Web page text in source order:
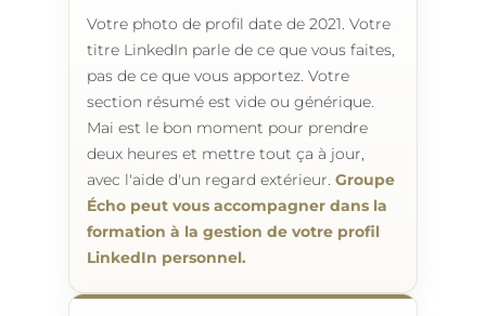
Votre photo de profil date de 2021. Votre
titre LinkedIn parle de ce que vous faites,
pas de ce que vous apportez. Votre
section résumé est vide ou générique.
Mai est le bon moment pour prendre
deux heures et mettre tout ça à jour,
avec l'aide d'un regard extérieur. Groupe
Écho peut vous accompagner dans la
formation à la gestion de votre profil
LinkedIn personnel.